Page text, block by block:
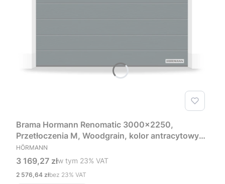
Brama Hormann Renomatic 3000x2250,
Przetłoczenia M, Woodgrain, kolor antracytowy
RAL 7016 + Prowadzenie Z
PRODUCENT
HÖRMANN
Cena brutto
3 169,27 złw tym %s VAT
w tym 23% VAT
Cena netto
2 576,64 złbez 23% VAT